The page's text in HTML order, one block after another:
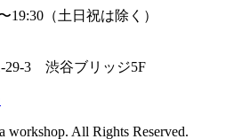
19:30（土日祝は除く）
29-3 渋谷ブリッジ5F
workshop. All Rights Reserved.